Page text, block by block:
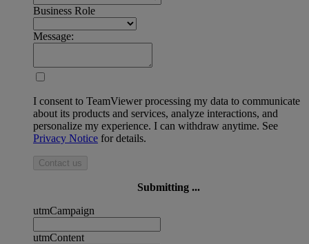
Business Role
Message:
I consent to TeamViewer processing my data to communicate
about its products and services, analyze interactions, and
personalize my experience. I can withdraw anytime. See
Privacy Notice for details.
Contact us
Submitting ...
utmCampaign
utmContent